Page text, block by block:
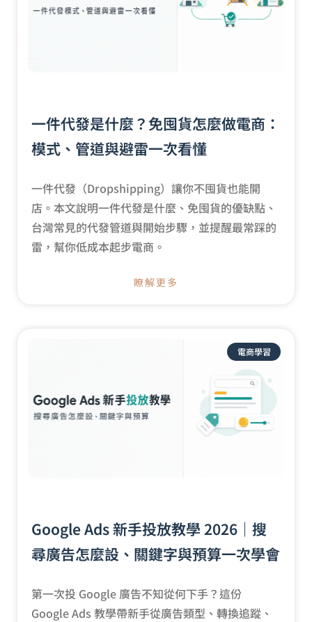
一件代發是什麼？免囤貨怎麼做電商：
模式、管道與避雷一次看懂
一件代發（Dropshipping）讓你不囤貨也能開
店。本文說明一件代發是什麼、免囤貨的優缺點、
台灣常見的代發管道與開始步驟，並提醒最常踩的
雷，幫你低成本起步電商。
瞭解更多
電商學習
Google Ads 新手投放教學 2026｜搜
尋廣告怎麼設、關鍵字與預算一次學會
第一次投 Google 廣告不知從何下手？這份
Google Ads 教學帶新手從廣告類型、轉換追蹤、